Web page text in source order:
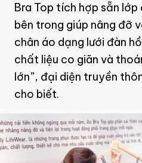
Bra Top tích hợp sẵn
bên trong giúp nâng đỡ
chân áo dạng lưới đàn
chất liệu co giãn và
lớn”, đại diện truyền
cho biết.